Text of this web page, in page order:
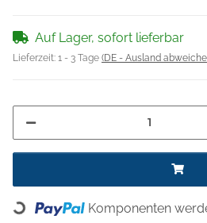
Auf Lager, sofort lieferbar
Lieferzeit: 1 - 3 Tage (DE - Ausland
Komponenten